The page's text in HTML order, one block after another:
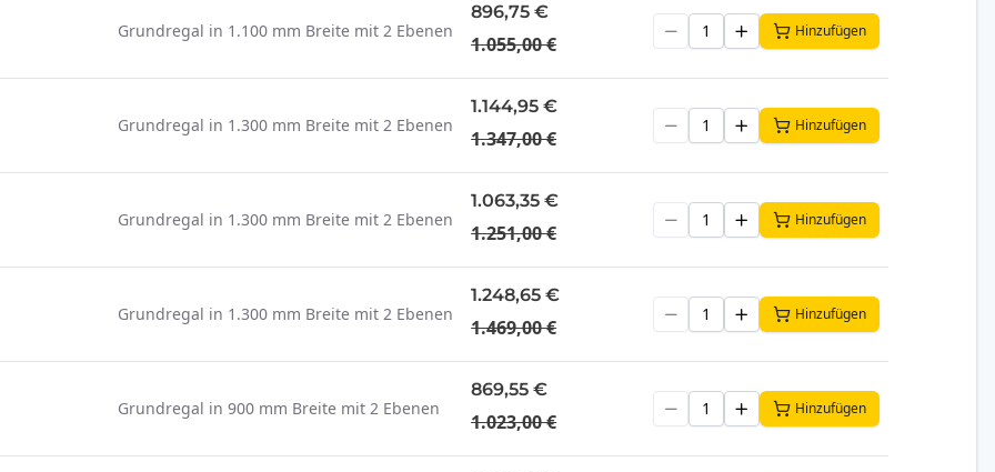
Grundregal in 1.100 mm Breite mit 2 Ebenen
896,75 €
1.055,00 €
Hinzufügen
Grundregal in 1.300 mm Breite mit 2 Ebenen
1.144,95 €
1.347,00 €
Hinzufügen
Grundregal in 1.300 mm Breite mit 2 Ebenen
1.063,35 €
1.251,00 €
Hinzufügen
Grundregal in 1.300 mm Breite mit 2 Ebenen
1.248,65 €
1.469,00 €
Hinzufügen
Grundregal in 900 mm Breite mit 2 Ebenen
869,55 €
1.023,00 €
Hinzufügen